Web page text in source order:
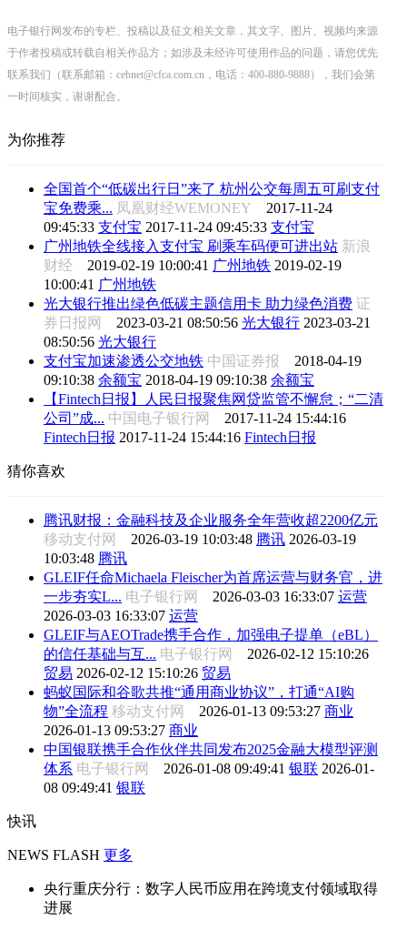
电子银行网发布的专栏、投稿以及征文相关文章，其文字、图片、视频均来源
于作者投稿或转载自相关作品方；如涉及未经许可使用作品的问题，请您优先
联系我们（联系邮箱：cebnet@cfca.com.cn，电话：400-880-9888），我们会第
一时间核实，谢谢配合。
为你推荐
全国首个“低碳出行日”来了 杭州公交每周五可刷支付
宝免费乘... 凤凰财经WEMONEY 2017-11-24
09:45:33 支付宝 2017-11-24 09:45:33 支付宝
广州地铁全线接入支付宝 刷乘车码便可进出站 新浪
财经 2019-02-19 10:00:41 广州地铁 2019-02-19
10:00:41 广州地铁
光大银行推出绿色低碳主题信用卡 助力绿色消费 证
券日报网 2023-03-21 08:50:56 光大银行 2023-03-21
08:50:56 光大银行
支付宝加速渗透公交地铁 中国证券报 2018-04-19
09:10:38 余额宝 2018-04-19 09:10:38 余额宝
【Fintech日报】人民日报聚焦网贷监管不懈怠；“二清
公司”成... 中国电子银行网 2017-11-24 15:44:16
Fintech日报 2017-11-24 15:44:16 Fintech日报
猜你喜欢
腾讯财报：金融科技及企业服务全年营收超2200亿元
移动支付网 2026-03-19 10:03:48 腾讯 2026-03-19
10:03:48 腾讯
GLEIF任命Michaela Fleischer为首席运营与财务官，进
一步夯实L... 电子银行网 2026-03-03 16:33:07 运营
2026-03-03 16:33:07 运营
GLEIF与AEOTrade携手合作，加强电子提单（eBL）
的信任基础与互... 电子银行网 2026-02-12 15:10:26
贸易 2026-02-12 15:10:26 贸易
蚂蚁国际和谷歌共推“通用商业协议”，打通“AI购
物”全流程 移动支付网 2026-01-13 09:53:27 商业
2026-01-13 09:53:27 商业
中国银联携手合作伙伴共同发布2025金融大模型评测
体系 电子银行网 2026-01-08 09:49:41 银联 2026-01-
08 09:49:41 银联
快讯
NEWS FLASH 更多
央行重庆分行：数字人民币应用在跨境支付领域取得
进展